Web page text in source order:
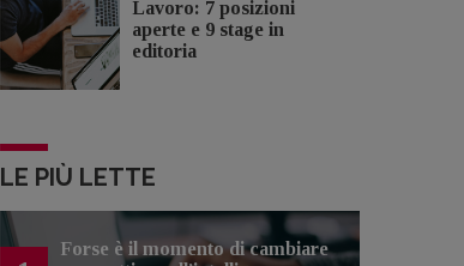
Lavoro: 7 posizioni
aperte e 9 stage in
editoria
LE PIÙ LETTE
Forse è il momento di cambiare